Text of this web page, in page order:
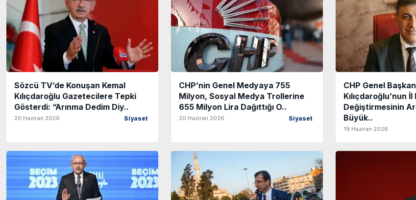
Sözcü TV’de Konuşan Kemal
Kılıçdaroğlu Gazetecilere Tepki
Gösterdi: “Arınma Dedim Diy..
20 Haziran 2026 Siyaset
CHP’nin Genel Medyaya 755
Milyon, Sosyal Medya Trollerine
655 Milyon Lira Dağıttığı O..
20 Haziran 2026 Siyaset
CHP Genel
Kılıçdaroğlu’nun İl
Değiştirmesinin
Büyük..
19 Haziran 2026